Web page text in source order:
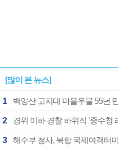
[많이 본 뉴스]
1 백양산 고지대 마을우물 55년
2 경위 이하 경찰 하위직 ‘중수
3 해수부 청사, 북항 국제여객터